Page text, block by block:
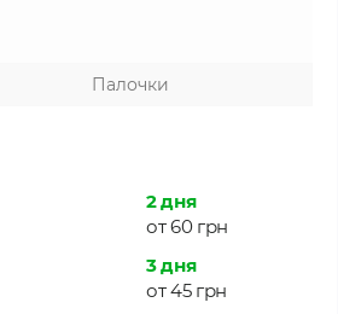
Палочки
2 дня
от 60 грн
3 дня
от 45 грн